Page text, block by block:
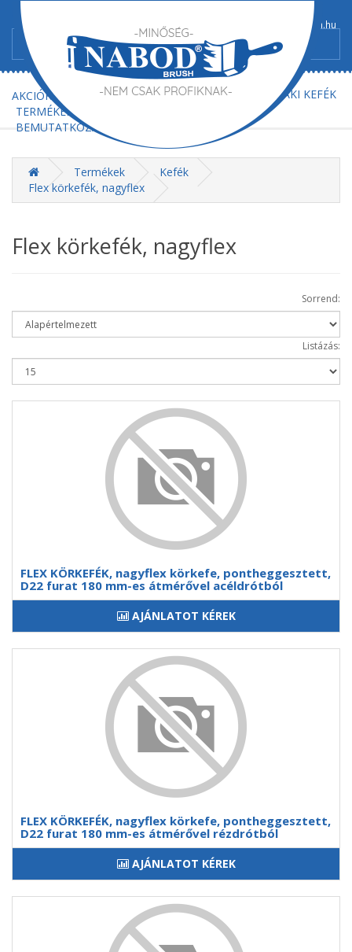
+36/52-367-602 info@nabod-brush.hu
FŐOLDAL AJÁNLATKÉRÉS MŰSZAKI KEFÉK
AKCIÓK
TERMÉKEK
BEMUTATKOZÁS
Termékek
Kefék
Flex körkefék, nagyflex
Flex körkefék, nagyflex
Sorrend:
Listázás:
FLEX KÖRKEFÉK, nagyflex körkefe, pontheggesztett,
D22 furat 180 mm-es átmérővel acéldrótból
AJÁNLATOT KÉREK
FLEX KÖRKEFÉK, nagyflex körkefe, pontheggesztett,
D22 furat 180 mm-es átmérővel rézdrótból
AJÁNLATOT KÉREK